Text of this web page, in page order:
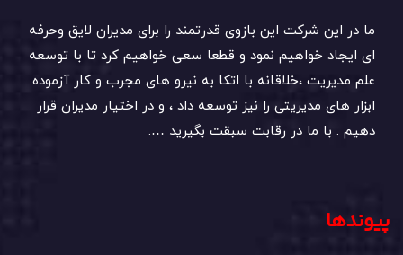
ما در این شرکت این بازوی قدرتمند را برای مدیران لایق وحرفه
ای ایجاد خواهیم نمود و قطعا سعی خواهیم کرد تا با توسعه
علم مدیریت ،خلاقانه با اتکا به نیرو های مجرب و کار آزموده
ابزار های مدیریتی را نیز توسعه داد ، و در اختیار مدیران قرار
دهیم . با ما در رقابت سبقت بگیرید ….
پیوندها